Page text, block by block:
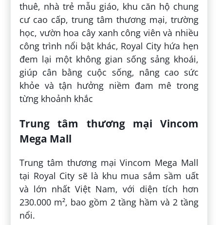
thuê, nhà trẻ mẫu giáo, khu căn hộ chung
cư cao cấp, trung tâm thương mại, trường
học, vườn hoa cây xanh công viên và nhiều
công trình nổi bật khác, Royal City hứa hẹn
đem lại một không gian sống sảng khoái,
giúp cân bằng cuộc sống, nâng cao sức
khỏe và tận hưởng niềm đam mê trong
từng khoảnh khắc
Trung tâm thương mại Vincom
Mega Mall
Trung tâm thương mại Vincom Mega Mall
tại Royal City sẽ là khu mua sắm sầm uất
và lớn nhất Việt Nam, với diện tích hơn
230.000 m², bao gồm 2 tầng hầm và 2 tầng
nổi.